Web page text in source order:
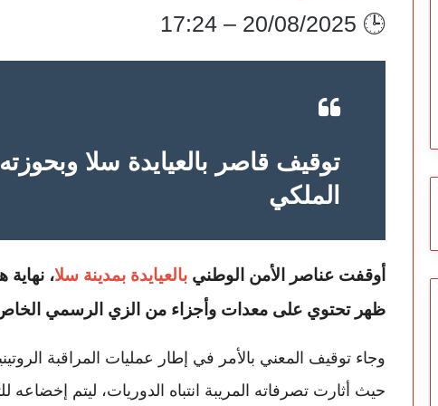
🕒 20/08/2025 – 17:24
توقيف قاصر بالعيايدة سلا
الملكي
أوقفت عناصر الأمن الوطني بالعيايدة بمدينة سلا، نهاية
ظهر تحتوي على معدات وأجزاء من الزي الرسمي
وجاء توقيف المعني بالأمر في إطار عمليات المراقبة
حيث أثارت تصرفاته المريبة انتباه الدوريات، ليتم